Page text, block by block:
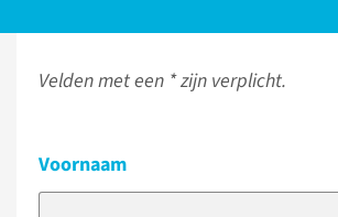
Velden met een * zijn verplicht.
Voornaam